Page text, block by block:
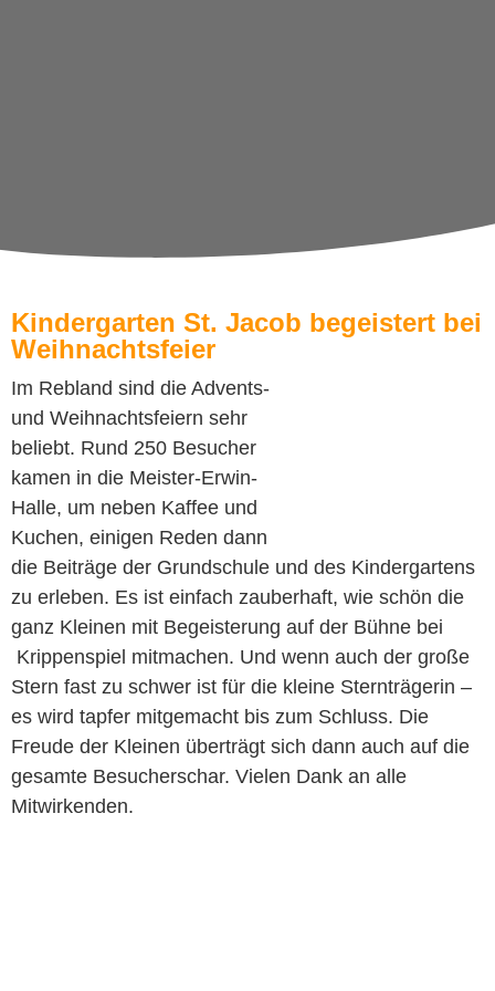
Kindergarten St. Jacob begeistert bei
Weihnachtsfeier
Im Rebland sind die Advents-
und Weihnachtsfeiern sehr
beliebt. Rund 250 Besucher
kamen in die Meister-Erwin-
Halle, um neben Kaffee und
Kuchen, einigen Reden dann
die Beiträge der Grundschule und des Kindergartens
zu erleben. Es ist einfach zauberhaft, wie schön die
ganz Kleinen mit Begeisterung auf der Bühne bei
Krippenspiel mitmachen. Und wenn auch der große
Stern fast zu schwer ist für die kleine Sternträgerin –
es wird tapfer mitgemacht bis zum Schluss. Die
Freude der Kleinen überträgt sich dann auch auf die
gesamte Besucherschar. Vielen Dank an alle
Mitwirkenden.